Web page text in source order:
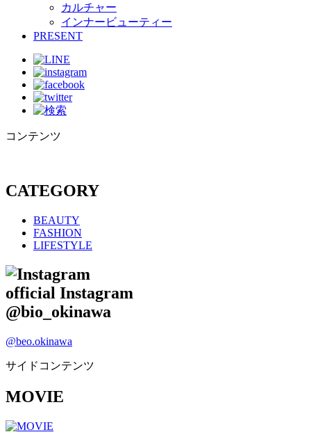
カルチャー
インナービューティー
PRESENT
コンテンツ
CATEGORY
BEAUTY
FASHION
LIFESTYLE
official Instagram
@bio_okinawa
@beo.okinawa
サイドコンテンツ
MOVIE